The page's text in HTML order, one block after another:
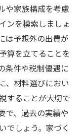
や家族構成を考慮
ンを模索しましょ
は予想外の出費が
算を立てることを
条件や税制優遇に
、材料選びにおい
することが大切で
で、過去の実績や
でしょう。家づく